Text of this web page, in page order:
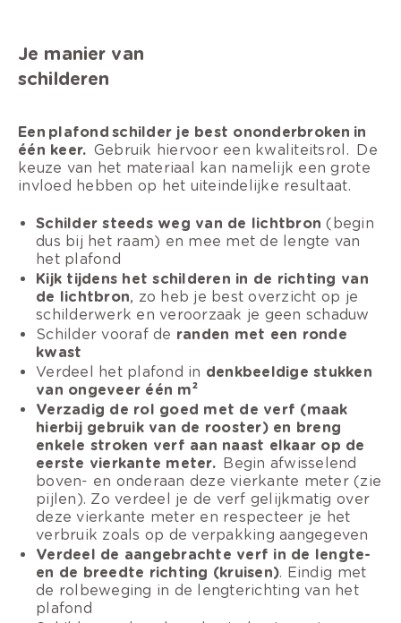
Je manier van
schilderen
Een plafond schilder je best ononderbroken in
één keer. Gebruik hiervoor een kwaliteitsrol. De
keuze van het materiaal kan namelijk een grote
invloed hebben op het uiteindelijke resultaat.
Schilder steeds weg van de lichtbron (begin
dus bij het raam) en mee met de lengte van
het plafond
Kijk tijdens het schilderen in de richting van
de lichtbron, zo heb je best overzicht op je
schilderwerk en veroorzaak je geen schaduw
Schilder vooraf de randen met een ronde
kwast
Verdeel het plafond in denkbeeldige stukken
van ongeveer één m²
Verzadig de rol goed met de verf (maak
hierbij gebruik van de rooster) en breng
enkele stroken verf aan naast elkaar op de
eerste vierkante meter.Begin afwisselend
boven- en onderaan deze vierkante meter (zie
pijlen). Zo verdeel je de verf gelijkmatig over
deze vierkante meter en respecteer je het
verbruik zoals op de verpakking aangegeven
Verdeel de aangebrachte verf in de lengte-
en de breedte richting (kruisen). Eindig met
de rolbeweging in de lengterichting van het
plafond